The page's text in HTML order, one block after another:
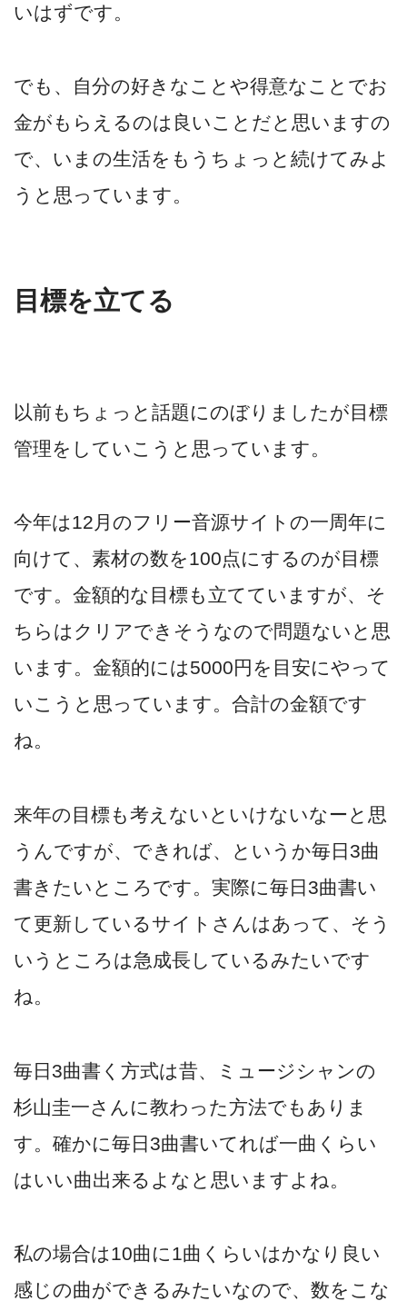
いはずです。
でも、自分の好きなことや得意なことでお
金がもらえるのは良いことだと思いますの
で、いまの生活をもうちょっと続けてみよ
うと思っています。
目標を立てる
以前もちょっと話題にのぼりましたが目標
管理をしていこうと思っています。
今年は12月のフリー音源サイトの一周年に
向けて、素材の数を100点にするのが目標
です。金額的な目標も立てていますが、そ
ちらはクリアできそうなので問題ないと思
います。金額的には5000円を目安にやって
いこうと思っています。合計の金額です
ね。
来年の目標も考えないといけないなーと思
うんですが、できれば、というか毎日3曲
書きたいところです。実際に毎日3曲書い
て更新しているサイトさんはあって、そう
いうところは急成長しているみたいです
ね。
毎日3曲書く方式は昔、ミュージシャンの
杉山圭一さんに教わった方法でもありま
す。確かに毎日3曲書いてれば一曲くらい
はいい曲出来るよなと思いますよね。
私の場合は10曲に1曲くらいはかなり良い
感じの曲ができるみたいなので、数をこな